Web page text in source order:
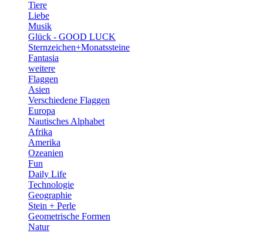
Tiere
Liebe
Musik
Glück - GOOD LUCK
Sternzeichen+Monatssteine
Fantasia
weitere
Flaggen
Asien
Verschiedene Flaggen
Europa
Nautisches Alphabet
Afrika
Amerika
Ozeanien
Fun
Daily Life
Technologie
Geographie
Stein + Perle
Geometrische Formen
Natur